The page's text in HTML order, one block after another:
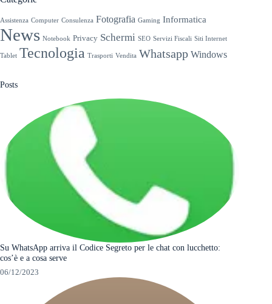
Assistenza Computer Consulenza Fotografia Gaming Informatica
News Notebook Privacy Schermi SEO Servizi Fiscali Siti Internet
Tablet Tecnologia Trasporti Vendita Whatsapp Windows
Posts
Su WhatsApp arriva il Codice Segreto per le chat con lucchetto:
cos’è e a cosa serve
06/12/2023